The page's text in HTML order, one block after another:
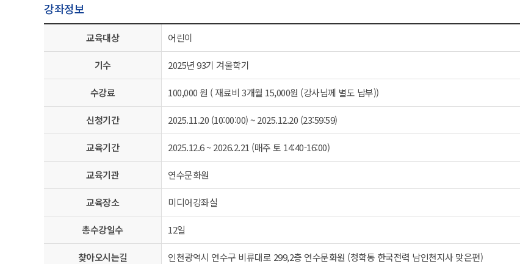
강좌정보
교육대상 어린이
기수 2025년 93기 겨울학기
수강료 100,000 원 ( 재료비 3개월 15,000원 (강사님께 별도 납부))
신청기간 2025.11.20 (10:00:00) ~ 2025.12.20 (23:59:59)
교육기간 2025.12.6 ~ 2026.2.21 (매주 토 14:40-16:00)
교육기관 연수문화원
교육장소 미디어강좌실
총수강일수 12일
찾아오시는길 인천광역시 연수구 비류대로 299,2층 연수문화원 (청학동 한국전력 남인천지사 맞은편)